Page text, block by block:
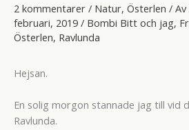
2 kommentarer / Natur, Österlen / Av
februari, 2019 / Bombi Bitt och jag,
Österlen, Ravlunda
Hejsan.
En solig morgon stannade jag till vid
Ravlunda.